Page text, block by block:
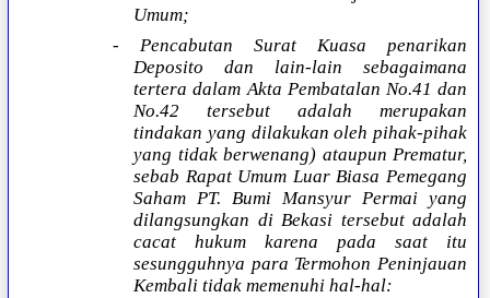
Umum;
- Pencabutan Surat Kuasa penarikan
Deposito dan lain-lain sebagaimana
tertera dalam Akta Pembatalan No.41 dan
No.42 tersebut adalah merupakan
tindakan yang dilakukan oleh pihak-pihak
yang tidak berwenang) ataupun Prematur,
sebab Rapat Umum Luar Biasa Pemegang
Saham PT. Bumi Mansyur Permai yang
dilangsungkan di Bekasi tersebut adalah
cacat hukum karena pada saat itu
sesungguhnya para Termohon Peninjauan
Kembali tidak memenuhi hal-hal: